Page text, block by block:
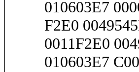
010603E7
F2E0
0011F2E0
010603E7